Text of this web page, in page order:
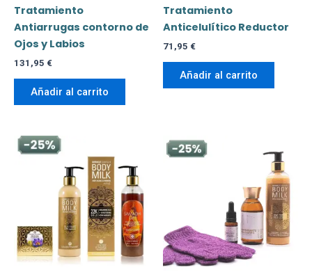
Tratamiento
Antiarrugas contorno de
Ojos y Labios
131,95 €
Añadir al carrito
Tratamiento
Anticelulítico Reductor
71,95 €
Añadir al carrito